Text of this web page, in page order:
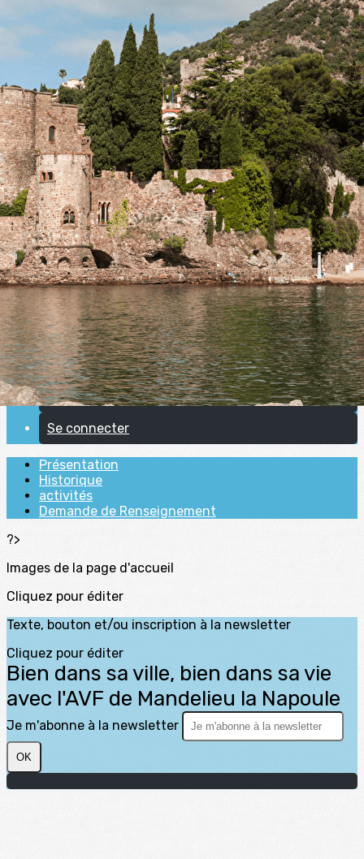
Exporter les lignes sélectionnées
Exporter toutes les colonnes
Exporter uniquement les colonnes affichées
Menu
<
>
Présentation
Historique
activités
Demande de Renseignement
Ajoutez un logo, un bouton, des réseaux sociaux
Cliquez pour éditer
L'association▴▾
Présentation
Historique
activités
Demande de Renseignement
Se connecter
Présentation
Historique
activités
Demande de Renseignement
?>
Images de la page d'accueil
Cliquez pour éditer
Texte, bouton et/ou inscription à la newsletter
Cliquez pour éditer
Bien dans sa ville, bien dans sa vie
avec l'AVF de Mandelieu la Napoule
Je m'abonne à la newsletter
OK